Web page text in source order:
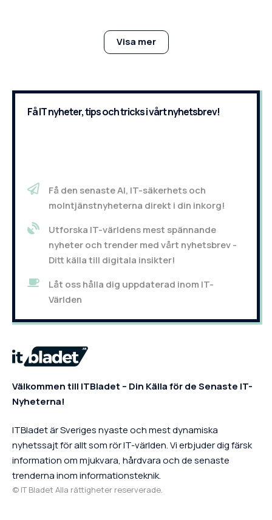
Visa mer
Få IT nyheter, tips och tricks i vårt nyhetsbrev!
Få den senaste AI, IT-säkerhets och
molntjänstnyheterna direkt i din inkorg!
Utforska IT-världens mest spännande
nyheter och trender med vårt nyhetsbrev -
Ditt källa till digitala insikter!
Låt oss hålla dig uppdaterad inom IT-
Världen
Välkommen till ITBladet – Din Källa för de Senaste IT-
Nyheterna!
ITBladet är Sveriges nyaste och mest dynamiska
nyhetssajt för allt som rör IT-världen. Vi erbjuder dig färsk
information om mjukvara, hårdvara och de senaste
trenderna inom informationsteknik.
© IT Bladet Alla rättigheter reserverade.